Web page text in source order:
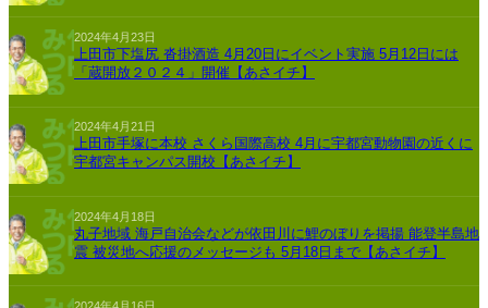
2024年4月23日
上田市下塩尻 沓掛酒造 4月20日にイベント実施 5月12日には
「蔵開放２０２４」開催【あさイチ】
2024年4月21日
上田市手塚に本校 さくら国際高校 4月に宇都宮動物園の近くに
宇都宮キャンパス開校【あさイチ】
2024年4月18日
丸子地域 海戸自治会などが依田川に鯉のぼりを掲揚 能登半島地
震 被災地へ応援のメッセージも 5月18日まで【あさイチ】